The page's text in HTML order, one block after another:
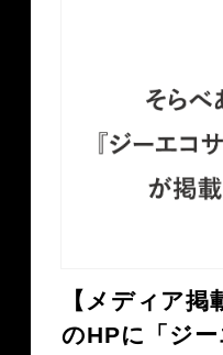
【メディア
のHPに「ジ